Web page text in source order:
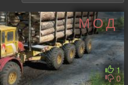
МОД
1
0